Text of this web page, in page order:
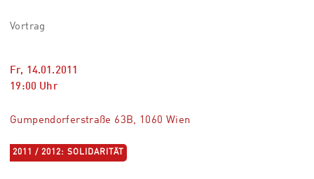
Vortrag
Fr, 14.01.2011
19:00 Uhr
Gumpendorferstraße 63B, 1060 Wien
2011 / 2012: SOLIDARITÄT